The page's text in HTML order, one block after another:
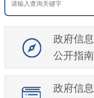
政府信息
公开指南
政府信息